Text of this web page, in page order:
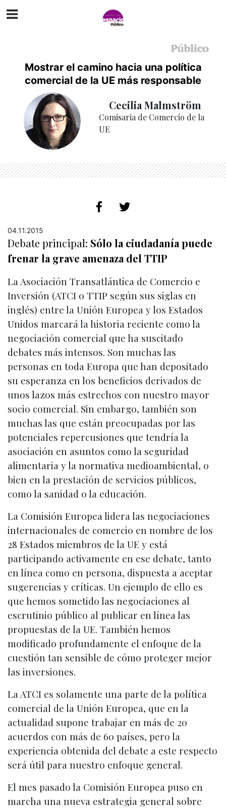
Mostrar el camino hacia una política
comercial de la UE más responsable
Cecilia Malmström
Comisaria de Comercio de la
UE
04.11.2015
Debate principal: Sólo la ciudadanía puede
frenar la grave amenaza del TTIP
La Asociación Transatlántica de Comercio e
Inversión (ATCI o TTIP según sus siglas en
inglés) entre la Unión Europea y los Estados
Unidos marcará la historia reciente como la
negociación comercial que ha suscitado
debates más intensos. Son muchas las
personas en toda Europa que han depositado
su esperanza en los beneficios derivados de
unos lazos más estrechos con nuestro mayor
socio comercial. Sin embargo, también son
muchas las que están preocupadas por las
potenciales repercusiones que tendría la
asociación en asuntos como la seguridad
alimentaria y la normativa medioambiental, o
bien en la prestación de servicios públicos,
como la sanidad o la educación.
La Comisión Europea lidera las negociaciones
internacionales de comercio en nombre de los
28 Estados miembros de la UE y está
participando activamente en ese debate, tanto
en línea como en persona, dispuesta a aceptar
sugerencias y críticas. Un ejemplo de ello es
que hemos sometido las negociaciones al
escrutinio público al publicar en línea las
propuestas de la UE. También hemos
modificado profundamente el enfoque de la
cuestión tan sensible de cómo proteger mejor
las inversiones.
La ATCI es solamente una parte de la política
comercial de la Unión Europea, que en la
actualidad supone trabajar en más de 20
acuerdos con más de 60 países, pero la
experiencia obtenida del debate a este respecto
será útil para nuestro enfoque general.
El mes pasado la Comisión Europea puso en
marcha una nueva estrategia general sobre